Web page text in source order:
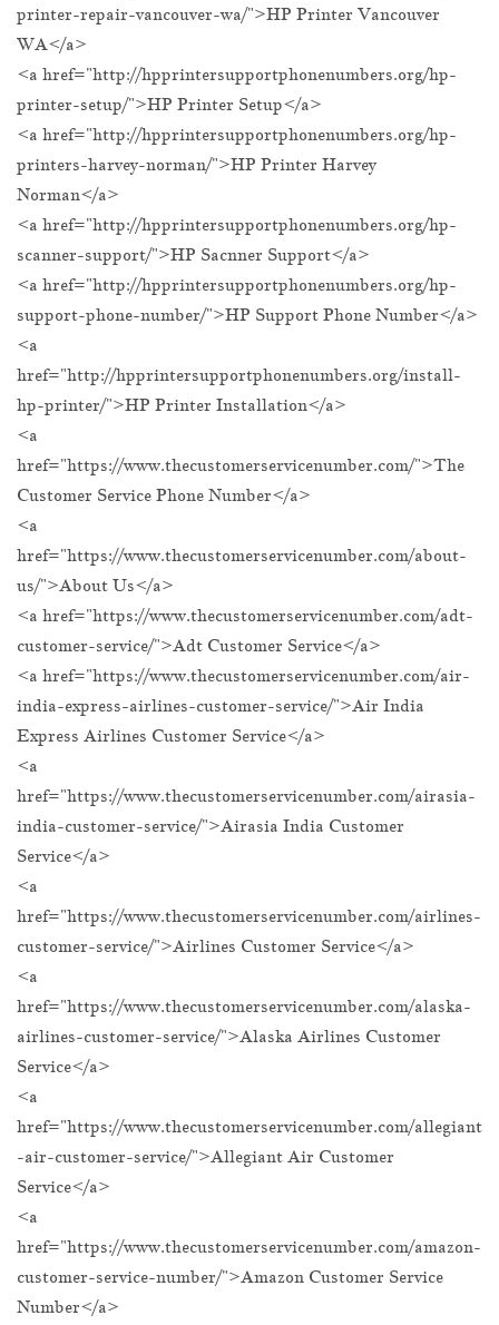
printer-repair-vancouver-wa/">HP Printer Vancouver
WA</a>
<a href="http://hpprintersupportphonenumbers.org/hp-
printer-setup/">HP Printer Setup</a>
<a href="http://hpprintersupportphonenumbers.org/hp-
printers-harvey-norman/">HP Printer Harvey
Norman</a>
<a href="http://hpprintersupportphonenumbers.org/hp-
scanner-support/">HP Sacnner Support</a>
<a href="http://hpprintersupportphonenumbers.org/hp-
support-phone-number/">HP Support Phone Number</a>
<a
href="http://hpprintersupportphonenumbers.org/install-
hp-printer/">HP Printer Installation</a>
<a
href="https://www.thecustomerservicenumber.com/">The
Customer Service Phone Number</a>
<a
href="https://www.thecustomerservicenumber.com/about-
us/">About Us</a>
<a href="https://www.thecustomerservicenumber.com/adt-
customer-service/">Adt Customer Service</a>
<a href="https://www.thecustomerservicenumber.com/air-
india-express-airlines-customer-service/">Air India
Express Airlines Customer Service</a>
<a
href="https://www.thecustomerservicenumber.com/airasia-
india-customer-service/">Airasia India Customer
Service</a>
<a
href="https://www.thecustomerservicenumber.com/airlines-
customer-service/">Airlines Customer Service</a>
<a
href="https://www.thecustomerservicenumber.com/alaska-
airlines-customer-service/">Alaska Airlines Customer
Service</a>
<a
href="https://www.thecustomerservicenumber.com/allegiant
-air-customer-service/">Allegiant Air Customer
Service</a>
<a
href="https://www.thecustomerservicenumber.com/amazon-
customer-service-number/">Amazon Customer Service
Number</a>